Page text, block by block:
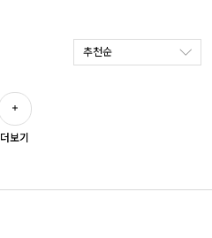
액티브웨어
ACC
추천순
더보기